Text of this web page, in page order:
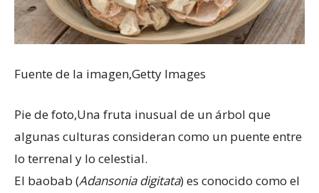
Fuente de la imagen,Getty Images
Pie de foto,Una fruta inusual de un árbol que
algunas culturas consideran como un puente entre
lo terrenal y lo celestial.
El baobab (Adansonia digitata)es conocido como el